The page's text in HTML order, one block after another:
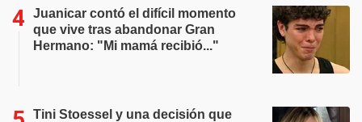
Juanicar contó el difícil momento
que vive tras abandonar Gran
Hermano: "Mi mamá recibió..."
Tini Stoessel y una decisión que